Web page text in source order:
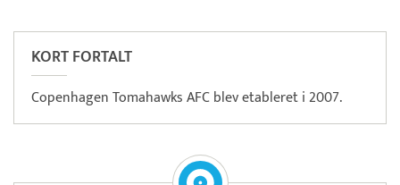
KORT FORTALT
Copenhagen Tomahawks AFC blev etableret i 2007.